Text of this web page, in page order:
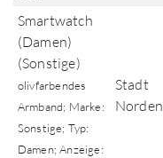
Smartwatch
(Damen)
(Sonstige)
olivfarbendes
Armband; Marke:
Sonstige; Typ:
Damen; Anzeige:
Stadt
Norden